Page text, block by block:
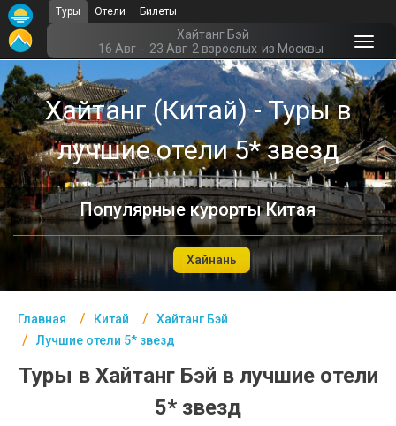
Туры Отели Билеты
Хайтанг Бэй
16 Авг - 23 Авг 2 взрослых из Москвы
Хайтанг (Китай) - Туры в
лучшие отели 5* звезд
Популярные курорты Китая
Хайнань
Главная Китай
Хайтанг Бэй
Лучшие отели 5* звезд
Туры в Хайтанг Бэй в лучшие отели
5* звезд
Главная
Китай- Курорты
Офис г. Москва
Помощь
Подборки отелей
Турция
Таиланд
Египет